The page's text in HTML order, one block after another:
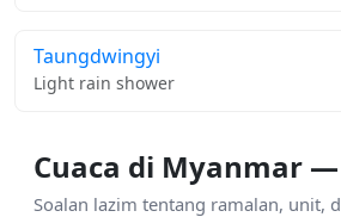
Taungdwingyi
Light rain shower
Cuaca di Myanmar —
Soalan lazim tentang ramalan, unit,